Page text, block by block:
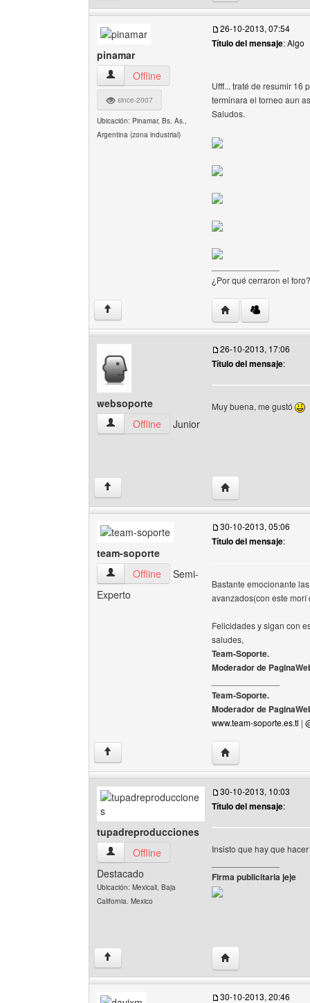
pinamar
pinamar Ver perfil del usuario
Offline
since-2007
Ubicación: Pinamar, Bs. As.,
Argentina (zona industrial)
26-10-2013, 07:54
Título del mensaje: Algo
Ufff... traté de resumir 16
terminara el torneo aun
Saludos.
¿Por qué cerraron el foro?
↑ Visitar sitio web del
websoporte
websoporte Ver perfil del usuario
Offline Junior
26-10-2013, 17:06
Título del mensaje:
Muy buena, me gustó
↑ Visitar sitio web del
team-soporte
team-soporte Ver perfil del usuario
Offline
Semi-
Experto
30-10-2013, 05:06
Título del mensaje:
Bastante emocionante
avanzados(con este
Felicidades y sigan con
saludes,
Team-Soporte.
Moderador de
Team-Soporte.
Moderador de
www.team-soporte.es.tl |
↑ Visitar sitio web del
tupadreproducciones
tupadreproducciones Ver perfil del usuario
Offline
Destacado
Ubicación: Mexicali, Baja
California. Mexico
30-10-2013, 10:03
Título del mensaje:
Insisto que hay que
Firma publicitaria jeje
↑ Visitar sitio web del
30-10-2013, 20:46